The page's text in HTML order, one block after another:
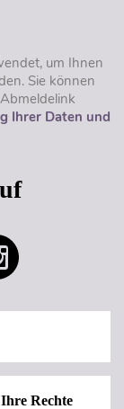
um Ihnen
Sie können
Ihrer Daten und
Rechte